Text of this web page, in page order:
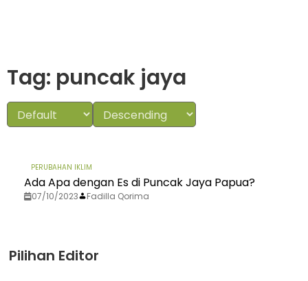
Tag: puncak jaya
PERUBAHAN IKLIM
Ada Apa dengan Es di Puncak Jaya Papua?
07/10/2023 Fadilla Qorima
Pilihan Editor